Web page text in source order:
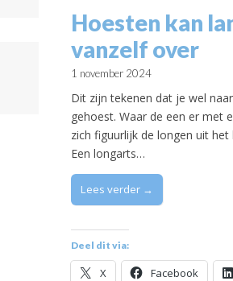
Hoesten kan
vanzelf over
1 november 2024
Dit zijn tekenen dat je wel
gehoest. Waar de een er met
zich figuurlijk de longen uit
Een longarts…
Lees verder →
Deel dit via:
X Facebook